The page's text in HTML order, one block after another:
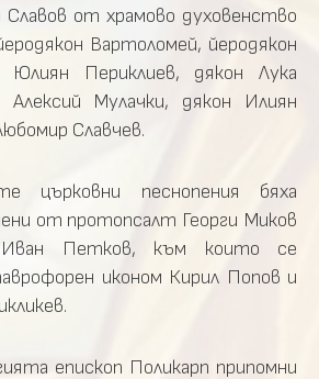
от храмово духовенство
Вартоломей, йеродякон
Юлиян Периклиев, дякон Лука
Алексий Мулачки, дякон Илиян
Славчев.
църковни песнопения бяха
от протопсалт Георги Миков
Петков, към които се
иконом Кирил Попов и
епископ Поликарп припомни